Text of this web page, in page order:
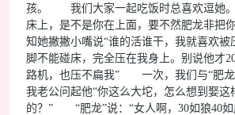
孩。 我们大家一起吃饭时总喜欢逗她。
床上，是不是你在上面，要不然肥龙非
知她撇撇小嘴说“谁的活谁干，我就喜欢被
脚不能碰床，完全压在我身上。别说他才
路机，也压不扁我” 一次，我们与“肥龙
我老公问起他“你这么大坨，怎么想到娶这
的？” “肥龙”说：“女人啊，30如狼40如